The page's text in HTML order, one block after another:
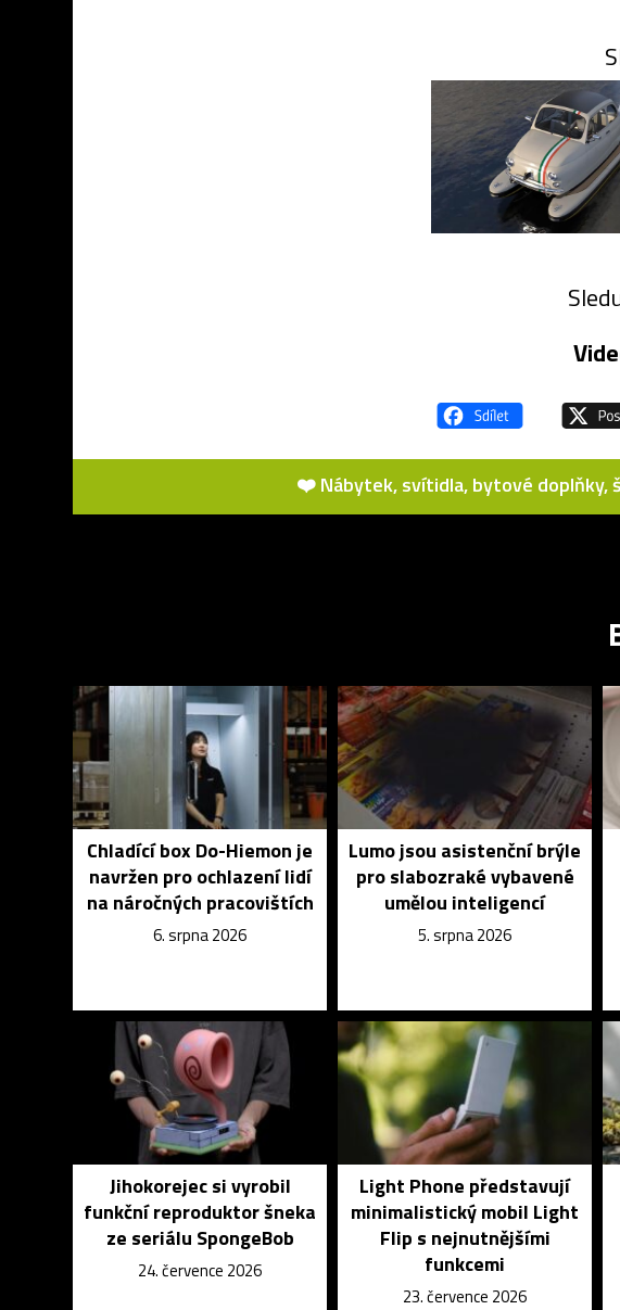
❤️ Nábytek, svítidla, bytové doplňky,
Chladící box Do-Hiemon je
navržen pro ochlazení lidí
na náročných pracovištích
6. srpna 2026
Lumo jsou asistenční brýle
pro slabozraké vybavené
umělou inteligencí
5. srpna 2026
Jihokorejec si vyrobil
funkční reproduktor šneka
ze seriálu SpongeBob
24. července 2026
Light Phone představují
minimalistický mobil Light
Flip s nejnutnějšími
funkcemi
23. července 2026